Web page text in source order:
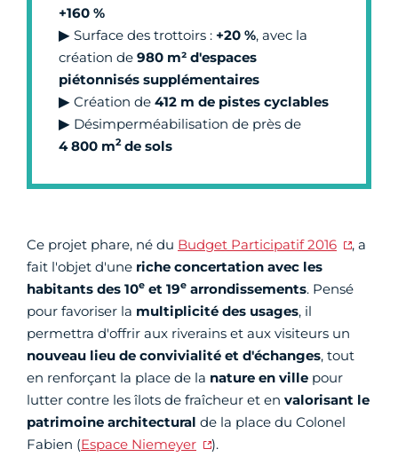
+160 %
▶ Surface des trottoirs : +20 %, avec la
création de 980 m² d'espaces
piétonnisés supplémentaires
▶ Création de 412 m de pistes cyclables
▶ Désimperméabilisation de près de
4 800 m2de sols
Ce projet phare, né du Budget Participatif 2016
, a
fait l'objet d'une riche concertation avec les
habitants des 10e et 19e arrondissements. Pensé
pour favoriser la multiplicité des usages, il
permettra d'offrir aux riverains et aux visiteurs un
nouveau lieu de convivialité et d'échanges, tout
en renforçant la place de la nature en ville pour
lutter contre les îlots de fraîcheur et en valorisant le
patrimoine architectural de la place du Colonel
Fabien (Espace Niemeyer ).